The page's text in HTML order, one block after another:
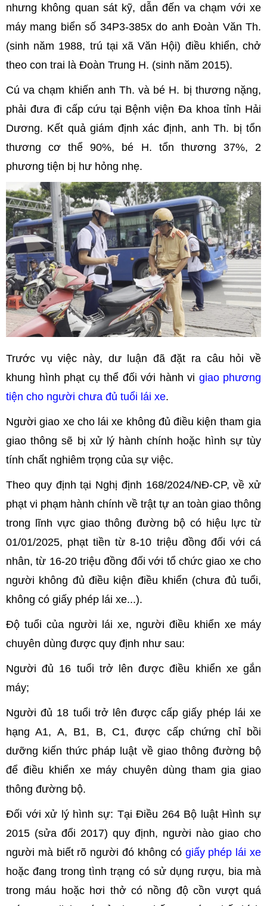
nhưng không quan sát kỹ, dẫn đến va chạm với xe
máy mang biển số 34P3-385x do anh Đoàn Văn Th.
(sinh năm 1988, trú tại xã Văn Hội) điều khiển, chở
theo con trai là Đoàn Trung H. (sinh năm 2015).
Cú va chạm khiến anh Th. và bé H. bị thương nặng,
phải đưa đi cấp cứu tại Bệnh viện Đa khoa tỉnh Hải
Dương. Kết quả giám định xác định, anh Th. bị tổn
thương cơ thể 90%, bé H. tổn thương 37%, 2
phương tiện bị hư hỏng nhẹ.
Trước vụ việc này, dư luận đã đặt ra câu hỏi về
khung hình phạt cụ thể đối với hành vi giao phương
tiện cho người chưa đủ tuổi lái xe.
Người giao xe cho lái xe không đủ điều kiện tham gia
giao thông sẽ bị xử lý hành chính hoặc hình sự tùy
tính chất nghiêm trọng của sự việc.
Theo quy định tại Nghị định 168/2024/NĐ-CP, về xử
phạt vi phạm hành chính về trật tự an toàn giao thông
trong lĩnh vực giao thông đường bộ có hiệu lực từ
01/01/2025, phạt tiền từ 8-10 triệu đồng đối với cá
nhân, từ 16-20 triệu đồng đối với tổ chức giao xe cho
người không đủ điều kiện điều khiển (chưa đủ tuổi,
không có giấy phép lái xe...).
Độ tuổi của người lái xe, người điều khiển xe máy
chuyên dùng được quy định như sau:
Người đủ 16 tuổi trở lên được điều khiển xe gắn
máy;
Người đủ 18 tuổi trở lên được cấp giấy phép lái xe
hạng A1, A, B1, B, C1, được cấp chứng chỉ bồi
dưỡng kiến thức pháp luật về giao thông đường bộ
để điều khiển xe máy chuyên dùng tham gia giao
thông đường bộ.
Đối với xử lý hình sự: Tại Điều 264 Bộ luật Hình sự
2015 (sửa đổi 2017) quy định, người nào giao cho
người mà biết rõ người đó không có giấy phép lái xe
hoặc đang trong tình trạng có sử dụng rượu, bia mà
trong máu hoặc hơi thở có nồng độ cồn vượt quá